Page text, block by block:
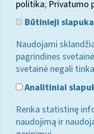
politika; Privatumo
Būtinieji
Naudojami
pagrindines
svetainė negali
Analitiniai
Renka statistinę
naudojimą ir